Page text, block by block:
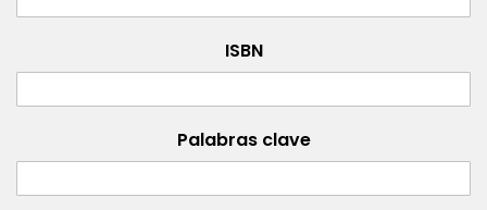
ISBN
Palabras clave